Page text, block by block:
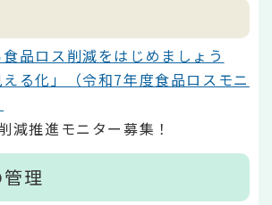
品ロス削減をはじめましょう
る化」（令和7年度食品ロスモニ
減推進モニター募集！
理